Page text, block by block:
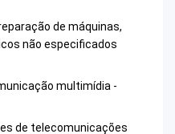
de máquinas,
não especificados
multimídia -
de telecomunicações